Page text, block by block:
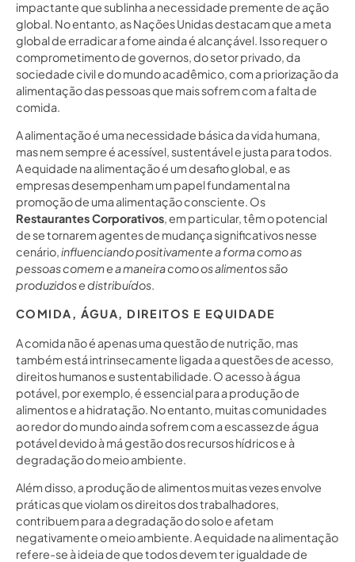
impactante que sublinha a necessidade premente de ação
global. No entanto, as Nações Unidas destacam que a meta
global de erradicar a fome ainda é alcançável. Isso requer o
comprometimento de governos, do setor privado, da
sociedade civil e do mundo acadêmico, com a priorização da
alimentação das pessoas que mais sofrem com a falta de
comida.
A alimentação é uma necessidade básica da vida humana,
mas nem sempre é acessível, sustentável e justa para todos.
A equidade na alimentação é um desafio global, e as
empresas desempenham um papel fundamental na
promoção de uma alimentação consciente. Os
Restaurantes Corporativos, em particular, têm o potencial
de se tornarem agentes de mudança significativos nesse
cenário,influenciando positivamente a forma como as
pessoas comem e a maneira como os alimentos são
produzidos e distribuídos.
COMIDA, ÁGUA, DIREITOS E EQUIDADE
A comida não é apenas uma questão de nutrição, mas
também está intrinsecamente ligada a questões de acesso,
direitos humanos e sustentabilidade. O acesso à água
potável, por exemplo, é essencial para a produção de
alimentos e a hidratação. No entanto, muitas comunidades
ao redor do mundo ainda sofrem com a escassez de água
potável devido à má gestão dos recursos hídricos e à
degradação do meio ambiente.
Além disso, a produção de alimentos muitas vezes envolve
práticas que violam os direitos dos trabalhadores,
contribuem para a degradação do solo e afetam
negativamente o meio ambiente. A equidade na alimentação
refere-se à ideia de que todos devem ter igualdade de